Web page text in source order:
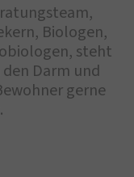
Biologen,
steht
Darm und
gerne